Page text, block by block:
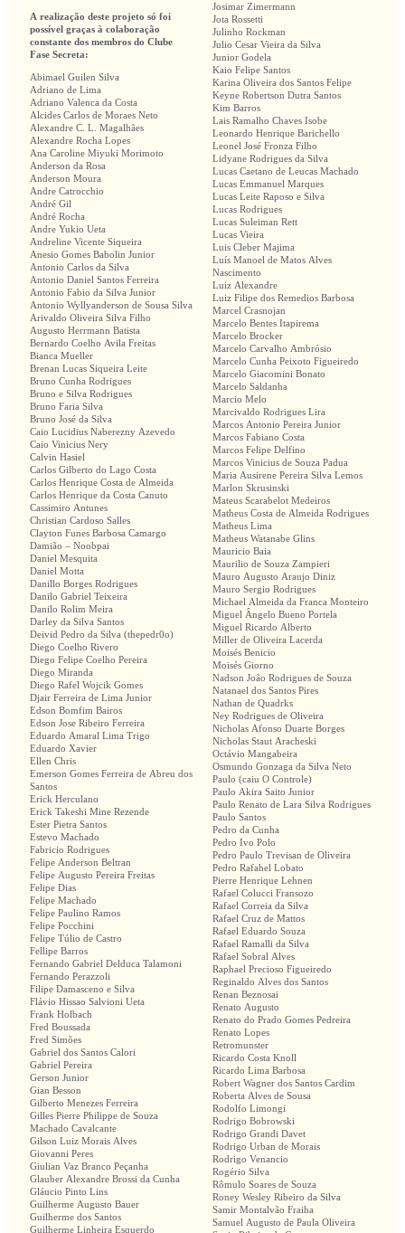
A realização deste projeto só foi
possível graças à colaboração
constante dos membros do Clube
Fase Secreta:
Abimael Guilen Silva
Adriano de Lima
Adriano Valenca da Costa
Alcides Carlos de Moraes Neto
Alexandre C. L. Magalhães
Alexandre Rocha Lopes
Ana Caroline Miyuki Morimoto
Anderson da Rosa
Anderson Moura
Andre Catrocchio
André Gil
André Rocha
Andre Yukio Ueta
Andreline Vicente Siqueira
Anesio Gomes Babolin Junior
Antonio Carlos da Silva
Antonio Daniel Santos Ferreira
Antonio Fabio da Silva Junior
Antonio Wyllyanderson de Sousa Silva
Arivaldo Oliveira Silva Filho
Augusto Herrmann Batista
Bernardo Coelho Avila Freitas
Bianca Mueller
Brenan Lucas Siqueira Leite
Bruno Cunha Rodrigues
Bruno e Silva Rodrigues
Bruno Faria Silva
Bruno José da Silva
Caio Lucidius Naberezny Azevedo
Caio Vinicius Nery
Calvin Hasiel
Carlos Gilberto do Lago Costa
Carlos Henrique Costa de Almeida
Carlos Henrique da Costa Canuto
Cassimiro Antunes
Christian Cardoso Salles
Clayton Funes Barbosa Camargo
Damião – Noobpai
Daniel Mesquita
Daniel Motta
Danillo Borges Rodrigues
Danilo Gabriel Teixeira
Danilo Rolim Meira
Darley da Silva Santos
Deivid Pedro da Silva (thepedr0o)
Diego Coelho Rivero
Diego Felipe Coelho Pereira
Diego Miranda
Diego Rafel Wojcik Gomes
Djair Ferreira de Lima Junior
Edson Bomfim Bairos
Edson Jose Ribeiro Ferreira
Eduardo Amaral Lima Trigo
Eduardo Xavier
Ellen Chris
Emerson Gomes Ferreira de Abreu dos
Santos
Erick Herculano
Erick Takeshi Mine Rezende
Ester Pietra Santos
Estevo Machado
Fabricio Rodrigues
Felipe Anderson Beltran
Felipe Augusto Pereira Freitas
Felipe Dias
Felipe Machado
Felipe Paulino Ramos
Felipe Pocchini
Felipe Túlio de Castro
Fellipe Barros
Fernando Gabriel Delduca Talamoni
Fernando Perazzoli
Filipe Damasceno e Silva
Flávio Hissao Salvioni Ueta
Frank Holbach
Fred Boussada
Fred Simões
Gabriel dos Santos Calori
Gabriel Pereira
Gerson Junior
Gian Besson
Gilberto Menezes Ferreira
Gilles Pierre Philippe de Souza
Machado Cavalcante
Gilson Luiz Morais Alves
Giovanni Peres
Giulian Vaz Branco Peçanha
Glauber Alexandre Brossi da Cunha
Gláucio Pinto Lins
Guilherme Augusto Bauer
Guilherme dos Santos
Guilherme Linheira Esquerdo
Josimar Zimermann
Jota Rossetti
Julinho Rockman
Julio Cesar Vieira da Silva
Junior Godela
Kaio Felipe Santos
Karina Oliveira dos Santos Felipe
Keyne Robertson Dutra Santos
Kim Barros
Lais Ramalho Chaves Isobe
Leonardo Henrique Barichello
Leonel José Fronza Filho
Lidyane Rodrigues da Silva
Lucas Caetano de Leucas Machado
Lucas Emmanuel Marques
Lucas Leite Raposo e Silva
Lucas Rodrigues
Lucas Suleiman Rett
Lucas Vieira
Luis Cleber Majima
Luís Manoel de Matos Alves
Nascimento
Luiz Alexandre
Luiz Filipe dos Remedios Barbosa
Marcel Crasnojan
Marcelo Bentes Itapirema
Marcelo Brocker
Marcelo Carvalho Ambrósio
Marcelo Cunha Peixoto Figueiredo
Marcelo Giacomini Bonato
Marcelo Saldanha
Marcio Melo
Marcivaldo Rodrigues Lira
Marcos Antonio Pereira Junior
Marcos Fabiano Costa
Marcos Felipe Delfino
Marcos Vinicius de Souza Padua
Maria Ausirene Pereira Silva Lemos
Marlon Skrusinski
Mateus Scarabelot Medeiros
Matheus Costa de Almeida Rodrigues
Matheus Lima
Matheus Watanabe Glins
Mauricio Baia
Maurilio de Souza Zampieri
Mauro Augusto Araujo Diniz
Mauro Sergio Rodrigues
Michael Almeida da Franca Monteiro
Miguel Ângelo Bueno Portela
Miguel Ricardo Alberto
Miller de Oliveira Lacerda
Moisés Benicio
Moisés Giorno
Nadson João Rodrigues de Souza
Natanael dos Santos Pires
Nathan de Quadrks
Ney Rodrigues de Oliveira
Nicholas Afonso Duarte Borges
Nicholas Staut Aracheski
Octávio Mangabeira
Osmundo Gonzaga da Silva Neto
Paulo (caiu O Controle)
Paulo Akira Saito Junior
Paulo Renato de Lara Silva Rodrigues
Paulo Santos
Pedro da Cunha
Pedro Ivo Polo
Pedro Paulo Trevisan de Oliveira
Pedro Rafahel Lobato
Pierre Henrique Lehnen
Rafael Colucci Fransozo
Rafael Correia da Silva
Rafael Cruz de Mattos
Rafael Eduardo Souza
Rafael Ramalli da Silva
Rafael Sobral Alves
Raphael Precioso Figueiredo
Reginaldo Alves dos Santos
Renan Beznosai
Renato Augusto
Renato do Prado Gomes Pedreira
Renato Lopes
Retromunster
Ricardo Costa Knoll
Ricardo Lima Barbosa
Robert Wagner dos Santos Cardim
Roberta Alves de Sousa
Rodolfo Limongi
Rodrigo Bobrowski
Rodrigo Grandi Davet
Rodrigo Urban de Morais
Rodrigo Venancio
Rogério Silva
Rômulo Soares de Souza
Roney Wesley Ribeiro da Silva
Samir Montalvão Fraiha
Samuel Augusto de Paula Oliveira